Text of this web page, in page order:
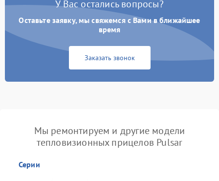
У Вас остались вопросы?
Оставьте заявку, мы свяжемся с Вами в ближайшее
время
Заказать звонок
Мы ремонтируем и другие модели
тепловизионных прицелов Pulsar
Серии